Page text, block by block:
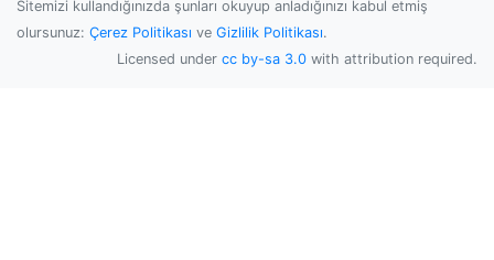
Sitemizi kullandığınızda şunları okuyup anladığınızı kabul etmiş
olursunuz: Çerez Politikası ve Gizlilik Politikası.
Licensed under cc by-sa 3.0 with attribution required.